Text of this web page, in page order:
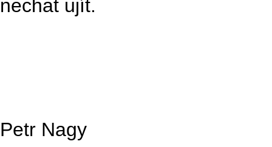
nechat ujít.
Petr Nagy